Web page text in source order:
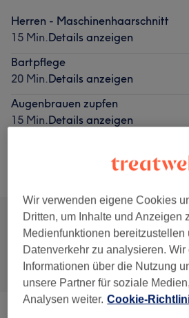
Herren - Maschinenhaarschnitt
15 Min.Details anzeigen
Bartpflege
20 Min.Details anzeigen
Augenbrauen zupfen
15 Min.Details anzeigen
Nicht gefunden wonach du gesucht
Alle Friseur
Wir verwenden eigene Cookies
Dritten, um Inhalte und Anzeigen
Medienfunktionen bereitzustellen
Datenverkehr zu analysieren. Wir
Informationen über die Nutzung
unsere Partner für soziale
Analysen weiter. Cookie-